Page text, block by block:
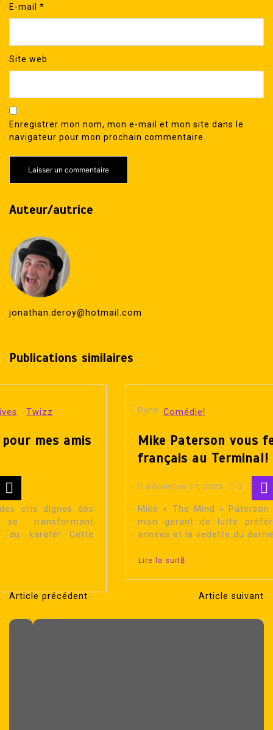
E-mail *
Site web
Enregistrer mon nom, mon e-mail et mon site dans le
navigateur pour mon prochain commentaire.
Auteur/autrice
jonathan.deroy@hotmail.com
Publications similaires
Dans Comédie!
Mike Paterson vous fera rire en
français au Terminal!
233 words
Mike « The Mind » Paterson n’est pas seulement
mon gérant de lutte préféré des 25 dernières
années et la vedette du dernier film...
N
a
Article précédent Article suivant